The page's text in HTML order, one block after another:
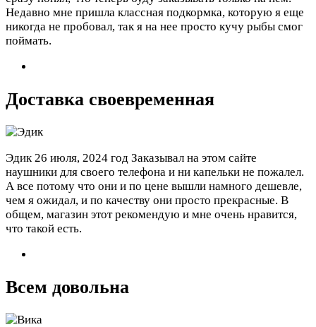
Недавно мне пришла классная подкормка, которую я еще
никогда не пробовал, так я на нее просто кучу рыбы смог
поймать.
Доставка своевременная
Эдик 26 июля, 2024 год Заказывал на этом сайте
наушники для своего телефона и ни капельки не пожалел.
А все потому что они и по цене вышли намного дешевле,
чем я ожидал, и по качеству они просто прекрасные. В
общем, магазин этот рекомендую и мне очень нравится,
что такой есть.
Всем довольна